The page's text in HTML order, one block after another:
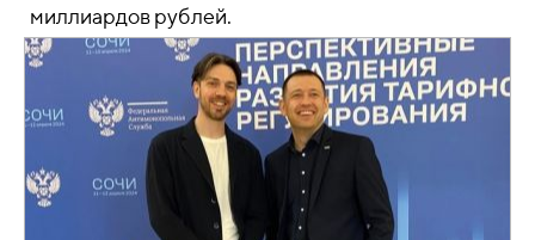
миллиардов рублей.